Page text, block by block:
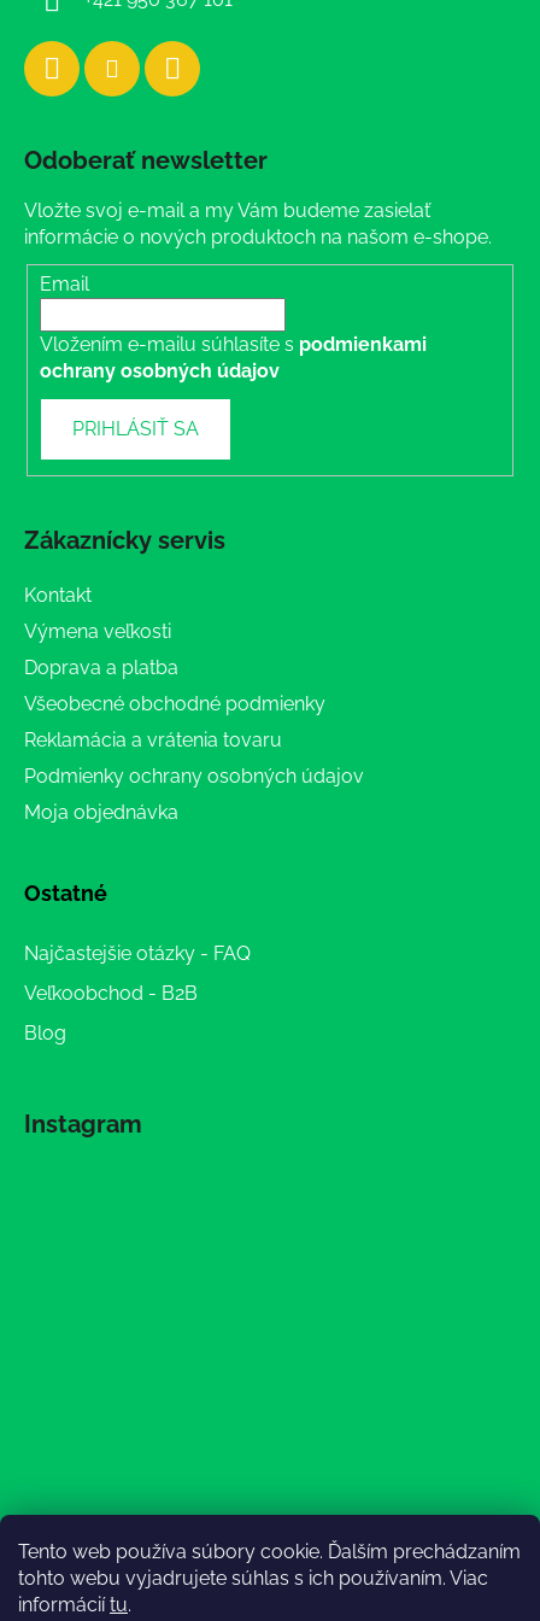
Tento web používa súbory cookie. Ďalším prechádzaním
tohto webu vyjadrujete súhlas s ich používaním. Viac
informáciítu.
Odoberať newsletter
Vložte svoj e-mail a my Vám budeme zasielať
informácie o nových produktoch na našom e-shope.
Email
Vložením e-mailu súhlasíte s podmienkami
ochrany osobných údajov
PRIHLÁSIŤ SA
Zákaznícky servis
Kontakt
Výmena veľkosti
Doprava a platba
Všeobecné obchodné podmienky
Reklamácia a vrátenia tovaru
Podmienky ochrany osobných údajov
Moja objednávka
Ostatné
Najčastejšie otázky - FAQ
Veľkoobchod - B2B
Blog
Instagram
Sledovať na Instagrame